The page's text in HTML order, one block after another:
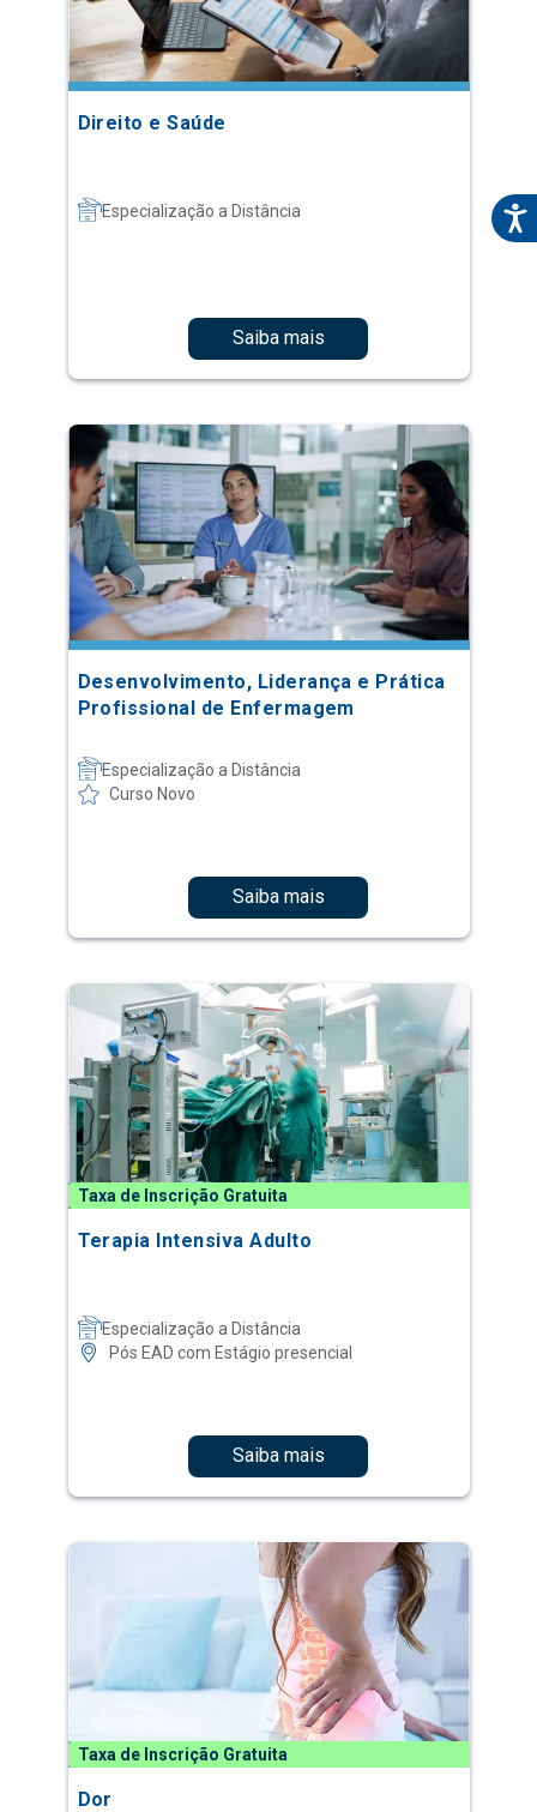
Direito e Saúde
Especialização a Distância
Saiba mais
Desenvolvimento, Liderança e Prática
Profissional de Enfermagem
Especialização a Distância
Curso Novo
Saiba mais
Taxa de Inscrição Gratuita
Terapia Intensiva Adulto
Especialização a Distância
Pós EAD com Estágio presencial
Saiba mais
Taxa de Inscrição Gratuita
Dor